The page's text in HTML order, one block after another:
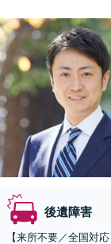
後遺障害
【来所不要／全国対